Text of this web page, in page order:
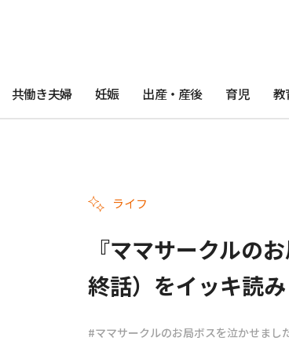
共働き夫婦 妊娠 出産・産後 育児 教
ライフ
『ママサークルの
終話）をイッキ読み
#ママサークルのお局ボスを泣かせまし